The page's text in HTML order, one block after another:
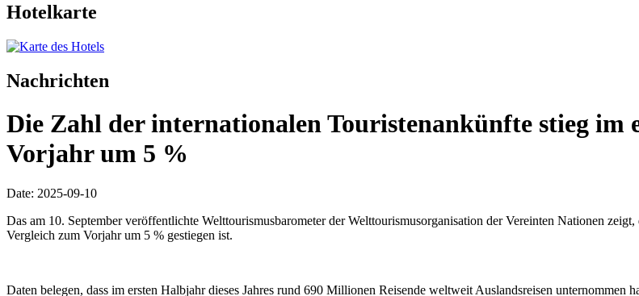
Hotelkarte
Nachrichten
Die Zahl der internationalen Touristenankünfte stieg im
Vorjahr um 5 %
Date: 2025-09-10
Das am 10. September veröffentlichte Welttourismusbarometer der Welttourismusorganisation der Vereinten Nationen
Vergleich zum Vorjahr um 5 % gestiegen ist.
Daten belegen, dass im ersten Halbjahr dieses Jahres rund 690 Millionen Reisende weltweit Auslandsreisen